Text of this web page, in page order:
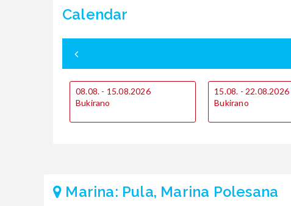
Calendar
08.08. - 15.08.2026
Bukirano
15.08. - 22.08.2026
Bukirano
Marina: Pula, Marina Polesana